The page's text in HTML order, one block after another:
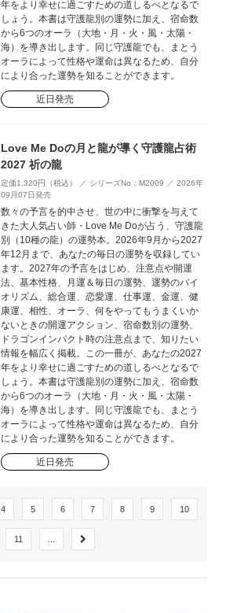
年をより幸せに過ごすための道しるべとなるで
しょう。本書は守護龍別の運勢に加え、宿命数
から6つのオーラ（大地・月・火・風・太陽・
海）を導き出します。同じ守護龍でも、まとう
オーラによって性格や運命は異なるため、自分
により合った運勢を知ることができます。
近日発売
Love Me Doの月と龍が導く守護龍占術
2027 祈の龍
定価1,320円（税込） ／ シリーズNo：M2009 ／ 2026年
09月07日発売
数々の予言を的中させ、世の中に衝撃を与えて
きた大人気占い師・Love Me Doが占う、守護龍
別（10種の龍）の運勢本。2026年9月から2027
年12月まで、あなたの毎日の運勢を収録してい
ます。2027年の予言をはじめ、注意点や開運
法、基本性格、月運＆毎日の運勢、運勢のバイ
オリズム、総合運、恋愛運、仕事運、金運、健
康運、相性、オーラ、何をやってもうまくいか
ないときの開運アクション、宿命数別の運勢、
ドラゴンインパクト時の注意点まで、知りたい
情報を幅広く掲載。この一冊が、あなたの2027
年をより幸せに過ごすための道しるべとなるで
しょう。本書は守護龍別の運勢に加え、宿命数
から6つのオーラ（大地・月・火・風・太陽・
海）を導き出します。同じ守護龍でも、まとう
オーラによって性格や運命は異なるため、自分
により合った運勢を知ることができます。
近日発売
4 5 6 7 8 9 10
11